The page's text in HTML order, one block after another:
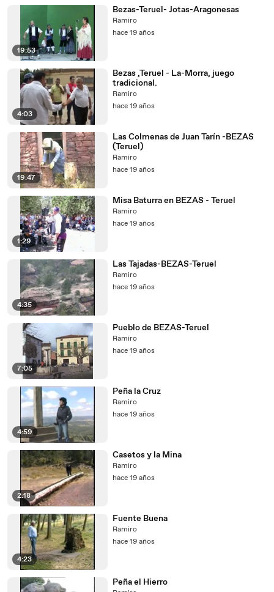
19:53
Bezas-Teruel- Jotas-Aragonesas
Ramiro
hace 19 años
4:03
Bezas ,Teruel - La-Morra, juego
tradicional.
Ramiro
hace 19 años
19:47
Las Colmenas de Juan Tarín -BEZAS
(Teruel)
Ramiro
hace 19 años
1:29
Misa Baturra en BEZAS - Teruel
Ramiro
hace 19 años
4:35
Las Tajadas-BEZAS-Teruel
Ramiro
hace 19 años
7:05
Pueblo de BEZAS-Teruel
Ramiro
hace 19 años
4:59
Peña la Cruz
Ramiro
hace 19 años
2:18
Casetos y la Mina
Ramiro
hace 19 años
4:23
Fuente Buena
Ramiro
hace 19 años
Peña el Hierro